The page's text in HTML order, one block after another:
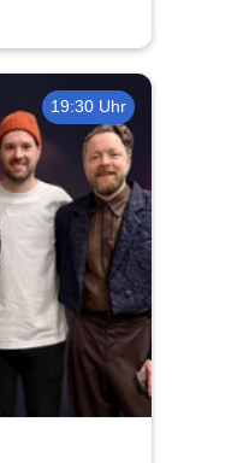
19:30 Uhr